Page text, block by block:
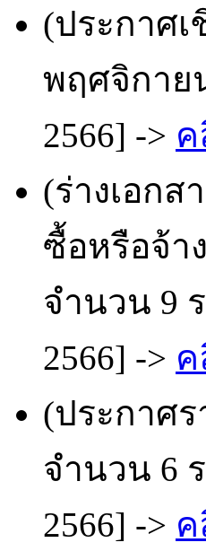
(ประกาศ
พฤศจิกาย
2566] -> ค
(ร่างเอกส
ซื้อหรือจ้า
จำนวน 9
2566] -> ค
(ประกาศ
จำนวน 6
2566] -> ค